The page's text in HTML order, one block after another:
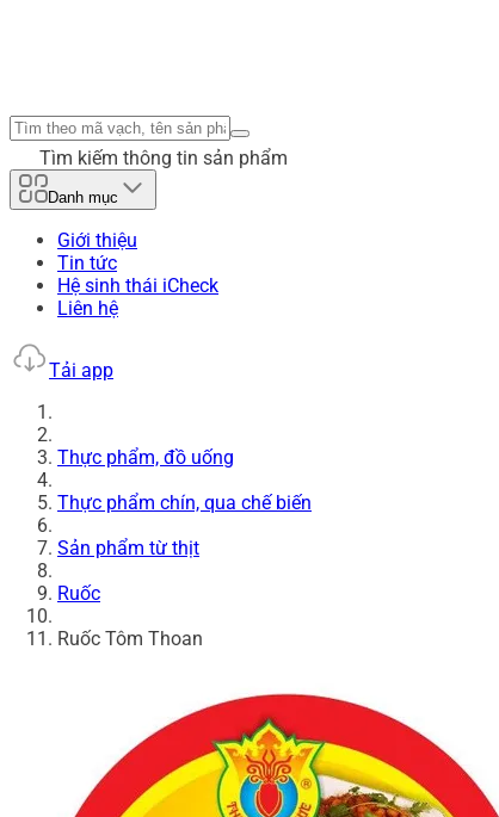
Tìm kiếm thông tin sản phẩm
Danh mục
Giới thiệu
Tin tức
Hệ sinh thái iCheck
Liên hệ
Tải app
Thực phẩm, đồ uống
Thực phẩm chín, qua chế biến
Sản phẩm từ thịt
Ruốc
Ruốc Tôm Thoan